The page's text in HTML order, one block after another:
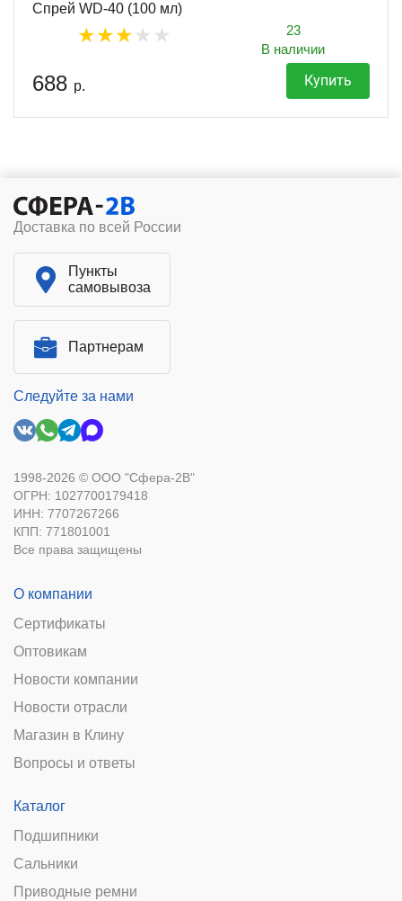
Спрей WD-40 (100 мл)
23
В наличии
688 р. Купить
Доставка по всей России
Пункты
самовывоза
Партнерам
Следуйте за нами
1998-2026 © ООО "Сфера-2В"
ОГРН: 1027700179418
ИНН: 7707267266
КПП: 771801001
Все права защищены
О компании
Сертификаты
Оптовикам
Новости компании
Новости отрасли
Магазин в Клину
Вопросы и ответы
Каталог
Подшипники
Сальники
Приводные ремни